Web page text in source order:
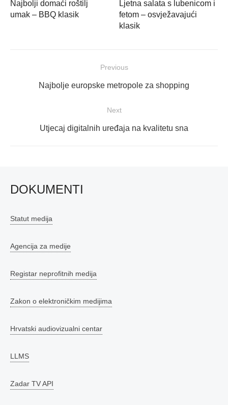
Najbolji domaći roštilj
umak – BBQ klasik
Ljetna salata s lubenicom i
fetom – osvježavajući
klasik
objava
Previous
Previous
Najbolje europske metropole za shopping
Next
Next
Utjecaj digitalnih uređaja na kvalitetu sna
DOKUMENTI
Statut medija
Agencija za medije
Registar neprofitnih medija
Zakon o elektroničkim medijima
Hrvatski audiovizualni centar
LLMS
Zadar TV API